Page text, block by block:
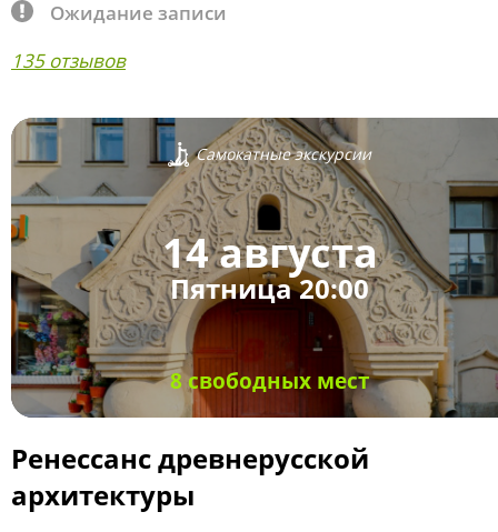
Ожидание записи
135 отзывов
Самокатные экскурсии
14 августа
Пятница 20:00
8 свободных мест
Ренессанс древнерусской
архитектуры